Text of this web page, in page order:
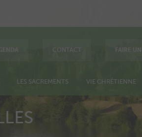
CONTACT FAIRE
LES SACREMENTS VIE CHRÉTIENNE